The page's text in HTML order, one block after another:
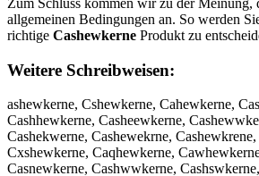
Zum Schluss kommen wir zu der Meinung,
allgemeinen Bedingungen an. So werden
richtige Cashewkerne Produkt zu
Weitere Schreibweisen:
ashewkerne, Cshewkerne, Cahewkerne,
Cashhewkerne, Casheewkerne,
Cashekwerne, Cashewekrne,
Cxshewkerne, Caqhewkerne,
Casnewkerne, Cashwwkerne,